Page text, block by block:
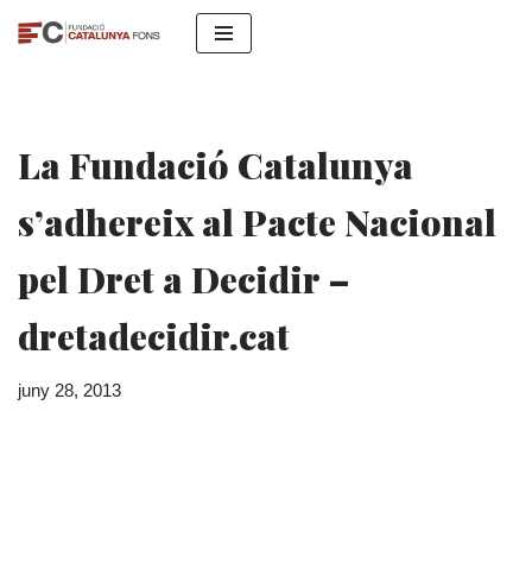
La Fundació Catalunya
s’adhereix al Pacte Nacional
pel Dret a Decidir –
dretadecidir.cat
juny 28, 2013